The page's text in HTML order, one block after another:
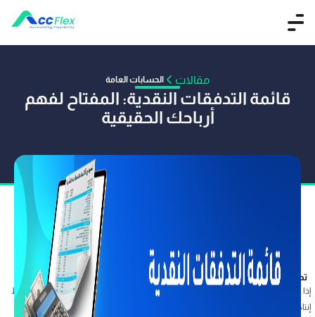
مقالات الحسابات العامة
قائمة التدفقات النقدية: المفتاح لفهم
أرباحك الحقيقية
تم النشر بواسطة فريق أكفليكس 04 نوفمبر 2025
إذا أردت أن تعرف إن كانت شركتك قادرة على دفع الرواتب آخر الشهر، أو تمويل توسعة خط
إنتاج جديد من دون ضغط على السيولة، فالقائمة التي تجيبك بدقة هي قائمة التدفقات